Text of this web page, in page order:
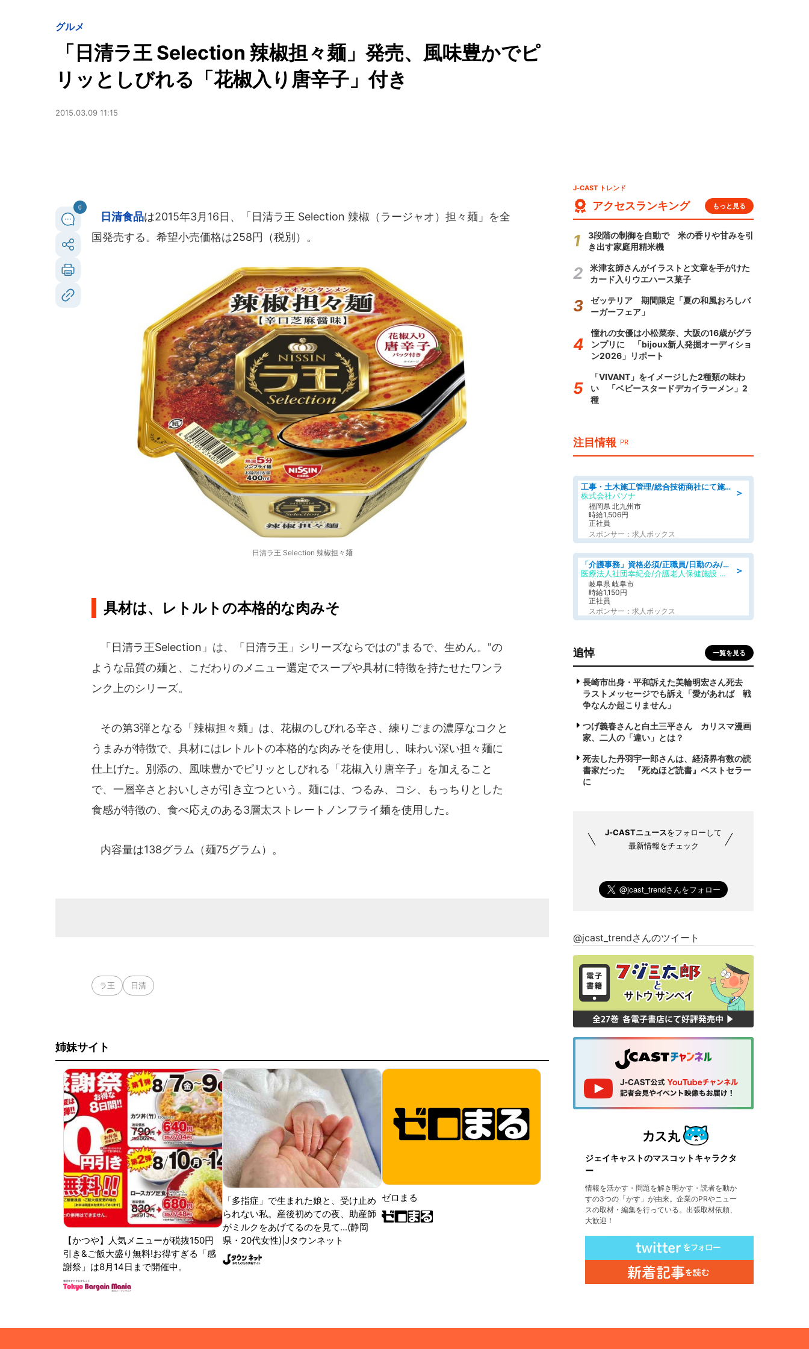
グルメ
「日清ラ王 Selection 辣椒担々麺」発売、風味豊かでピ
リッとしびれる「花椒入り唐辛子」付き
2015.03.09 11:15
0
日清食品は2015年3月16日、「日清ラ王 Selection 辣椒（ラージャオ）担々麺」を全
国発売する。希望小売価格は258円（税別）。
日清ラ王 Selection 辣椒担々麺
具材は、レトルトの本格的な肉みそ
「日清ラ王Selection」は、「日清ラ王」シリーズならではの"まるで、生めん。"の
ような品質の麺と、こだわりのメニュー選定でスープや具材に特徴を持たせたワンラ
ンク上のシリーズ。
その第3弾となる「辣椒担々麺」は、花椒のしびれる辛さ、練りごまの濃厚なコクと
うまみが特徴で、具材にはレトルトの本格的な肉みそを使用し、味わい深い担々麺に
仕上げた。別添の、風味豊かでピリッとしびれる「花椒入り唐辛子」を加えること
で、一層辛さとおいしさが引き立つという。麺には、つるみ、コシ、もっちりとした
食感が特徴の、食べ応えのある3層太ストレートノンフライ麺を使用した。
内容量は138グラム（麺75グラム）。
ラ王 日清
姉妹サイト
【かつや】人気メニューが税抜150円
引き&ご飯大盛り無料!お得すぎる「感
謝祭」は8月14日まで開催中。
「多指症」で生まれた娘と、受け止め
られない私。産後初めての夜、助産師
がミルクをあげてるのを見て...(静岡
県・20代女性)|Jタウンネット
ゼロまる
J-CAST トレンド
アクセスランキング もっと見る
3段階の制御を自動で 米の香りや甘みを引
き出す家庭用精米機
米津玄師さんがイラストと文章を手がけた
カード入りウエハース菓子
ゼッテリア 期間限定「夏の和風おろしバ
ーガーフェア」
憧れの女優は小松菜奈、大阪の16歳がグラ
ンプリに 「bijoux新人発掘オーディショ
ン2026」リポート
「VIVANT」をイメージした2種類の味わ
い 「ベビースタードデカイラーメン」2
種
注目情報 PR
＞
工事・土木施工管理/総合技術商社にて施工管理のお仕事/即日勤務可/車通勤可/工事・土木施工管理/生産・品質管理
株式会社パソナ
福岡県 北九州市
時給1,506円
正社員
スポンサー：求人ボックス
＞
「介護事務」資格必須/正職員/日勤のみ/介護老人保健施設
医療法人社団幸紀会/介護老人保健施設 グリーンビラ安江
岐阜県 岐阜市
時給1,150円
正社員
スポンサー：求人ボックス
追悼 一覧を見る
長崎市出身・平和訴えた美輪明宏さん死去
ラストメッセージでも訴え「愛があれば 戦
争なんか起こりません」
つげ義春さんと白土三平さん カリスマ漫画
家、二人の「違い」とは？
死去した丹羽宇一郎さんは、経済界有数の読
書家だった 『死ぬほど読書』ベストセラー
に
J-CASTニュースをフォローして
最新情報をチェック
@jcast_trendさんのツイート
ジェイキャストのマスコットキャラクタ
ー
情報を活かす・問題を解き明かす・読者を動か
すの3つの「かす」が由来。企業のPRやニュー
スの取材・編集を行っている。出張取材依頼、
大歓迎！